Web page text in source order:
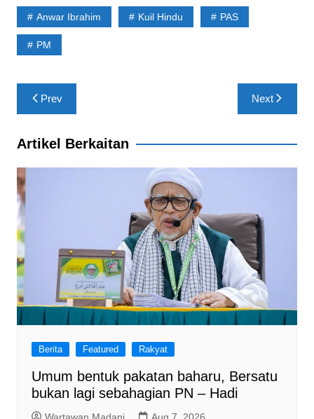
c
e
b
o
o
at
p
e ar
Anwar Ibrahim Kuil Hindu PAS
PM
Post
navigation
Prev Next
Artikel Berkaitan
Berita Featured Rakyat
Umum bentuk pakatan baharu, Bersatu
bukan lagi sebahagian PN – Hadi